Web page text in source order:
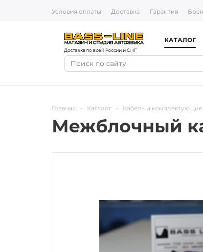
Условия оплаты Доставка Гарантия
Доставка по всей России и СНГ
КАТАЛОГ
Главная - Каталог - Кабель и комплектующие
Межблочный